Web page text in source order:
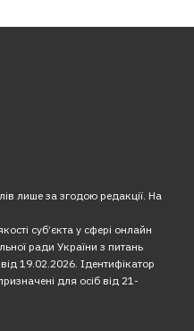
лише за згодою редакції. На
суб’єкта у сфері онлайн
ради України з питань
19.02.2026. Ідентифікатор
для осіб від 21-